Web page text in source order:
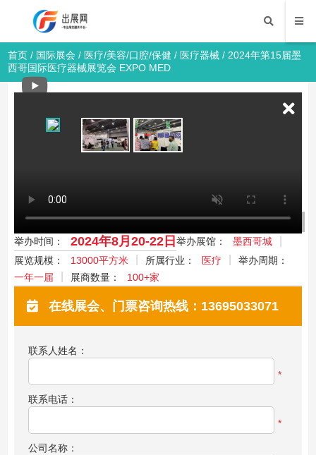
首页 / 国际展会 / 医疗/美容/口腔/保健 / 医疗器械 / 2024年第15届墨
西哥国际医疗器械展览会 EXPO MED
EXPO MED
医疗/美容/口腔/保健 医疗器械 国际展会
举办时间： 2024年8月20-22日 举办展馆：
墨西哥城
展览规模：
13000平方米 所属行业： 医疗
举办周期：
一年一届
展商数量： 100+家
在线展会、门票咨询热线：13695033071
联系人姓名：
*
联系电话：
*
公司名称：